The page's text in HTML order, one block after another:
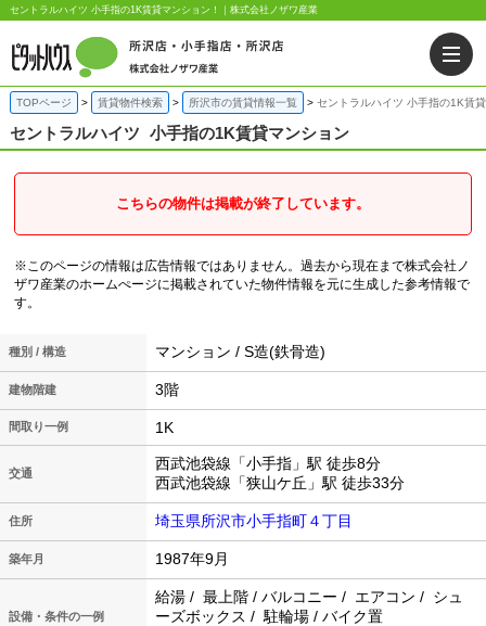
セントラルハイツ 小手指の1K賃貸マンション！｜株式会社ノザワ産業
TOPページ 賃貸物件検索 所沢市の賃貸情報一覧 セントラルハイツ 小手指の1K賃
セントラルハイツ 小手指の1K賃貸マンション
こちらの物件は掲載が終了しています。
※このページの情報は広告情報ではありません。過去から現在まで株式会社ノ
ザワ産業のホームぺージに掲載されていた物件情報を元に生成した参考情報で
す。
種別 / 構造 マンション / S造(鉄骨造)
建物階建 3階
間取り一例 1K
交通
西武池袋線「小手指」駅 徒歩8分
西武池袋線「狭山ケ丘」駅 徒歩33分
住所 埼玉県所沢市小手指町４丁目
築年月 1987年9月
設備・条件の一例
給湯 / 最上階 / バルコニー / エアコン / シュ
ーズボックス / 駐輪場 / バイク置